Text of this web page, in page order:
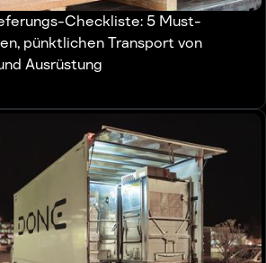
Checkliste: 5 Must-
pünktlichen Transport von
Ausrüstung